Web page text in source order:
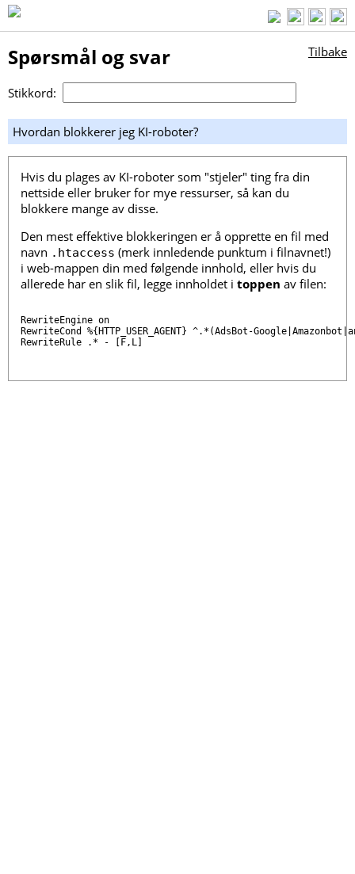
Spørsmål og svar Tilbake
Stikkord:
Hvordan blokkerer jeg KI-roboter?
Hvis du plages av KI-roboter som "stjeler" ting fra din
nettside eller bruker for mye ressurser, så kan du
blokkere mange av disse.
Den mest effektive blokkeringen er å opprette en fil med
navn .htaccess (merk innledende punktum i filnavnet!)
i web-mappen din med følgende innhold, eller hvis du
allerede har en slik fil, legge innholdet i toppen av filen:
RewriteEngine on
RewriteCond %{HTTP_USER_AGENT}